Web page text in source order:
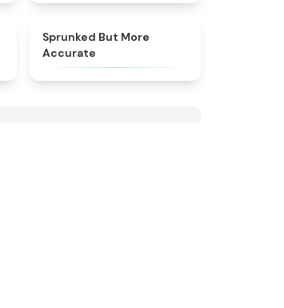
Sprunked But More
Accurate